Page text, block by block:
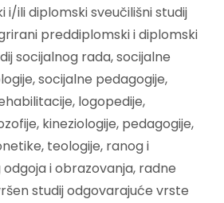
i/ili diplomski sveučilišni studij
preddiplomski i diplomski
socijalnog rada, socijalne
socijalne pedagogije,
logopedije,
kineziologije, pedagogije,
teologije, ranog i
i obrazovanja, radne
studij odgovarajuće vrste